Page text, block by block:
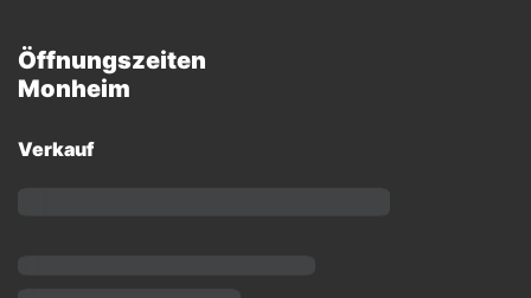
Öffnungszeiten
Monheim
Verkauf